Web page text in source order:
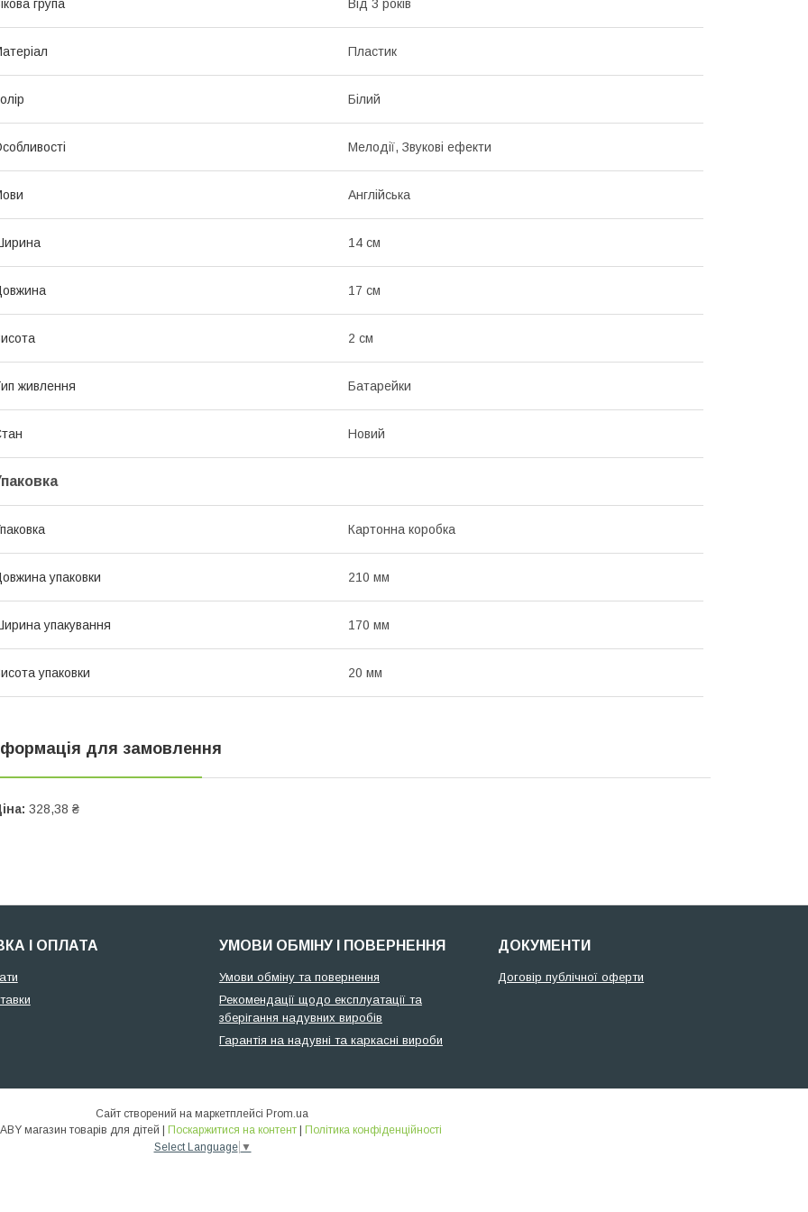
група Від 3 років
Пластик
Білий
Мелодії, Звукові ефекти
Англійська
14 см
17 см
2 см
живлення Батарейки
Новий
Картонна коробка
упаковки 210 мм
упакування 170 мм
упаковки 20 мм
для замовлення
328,38 ₴
І ОПЛАТА УМОВИ ОБМІНУ І ПОВЕРНЕННЯ
Умови обміну та повернення
Рекомендації щодо експлуатації та
зберігання надувних виробів
Гарантія на надувні та каркасні вироби
ДОКУМЕНТИ
Договір публічної оферти
Сайт створений на маркетплейсі Prom.ua
🌞ALLBABY магазин товарів для дітей | Поскаржитися на контент | Політика конфіденційності
Select Language ▼